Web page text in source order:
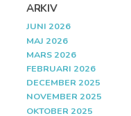
ARKIV
JUNI 2026
MAJ 2026
MARS 2026
FEBRUARI 2026
DECEMBER 2025
NOVEMBER 2025
OKTOBER 2025